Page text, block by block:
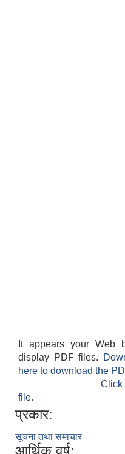
It appears your Web
display PDF files.
here to download the
file.
प्रकार:
सूचना तथा समाचार